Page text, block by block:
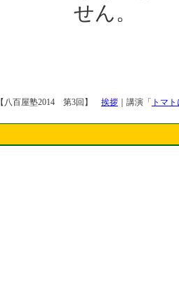
せん。
【八百屋塾2014 第3回】 挨拶 ｜講演「 トマ